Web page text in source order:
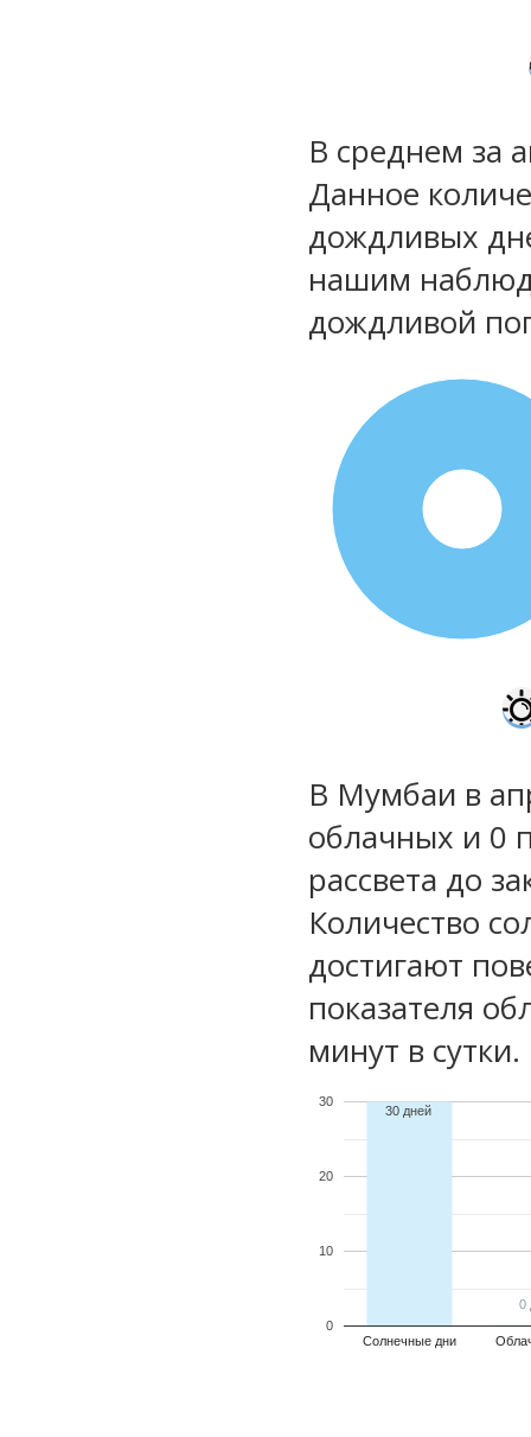
В среднем за
Данное
дождливых
нашим
дождливой
В Мумбаи в
облачных и 0
рассвета до
Количество
достигают
показателя
минут в сутки.
Солнечные дни
0
10
20
30
30 дней
0
0